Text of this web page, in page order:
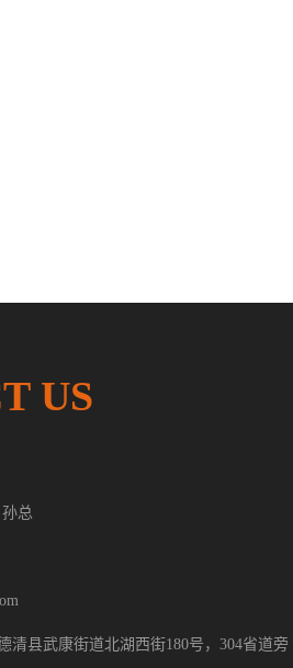
US
总
清县武康街道北湖西街180号，304省道旁